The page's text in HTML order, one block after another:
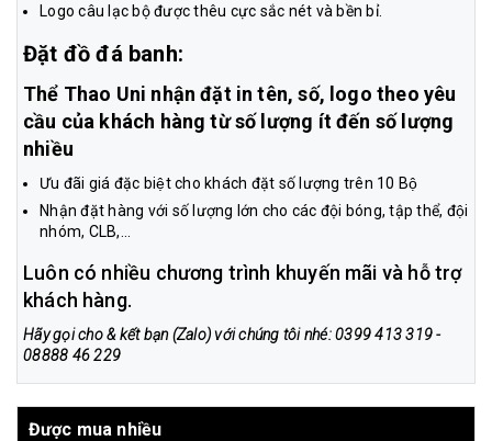
Logo câu lạc bộ được thêu cực sắc nét và bền bỉ.
Đặt đồ đá banh:
Thể Thao Uni nhận đặt in tên, số, logo theo yêu
cầu của khách hàng từ số lượng ít đến số lượng
nhiều
Ưu đãi giá đặc biệt cho khách đặt số lượng trên 10 Bộ
Nhận đặt hàng với số lượng lớn cho các đội bóng, tập thể, đội
nhóm, CLB,...
Luôn có nhiều chương trình khuyến mãi và hỗ trợ
khách hàng.
Hãy gọi cho & kết bạn (Zalo) với chúng tôi nhé: 0399 413 319 -
08888 46 229
Được mua nhiều